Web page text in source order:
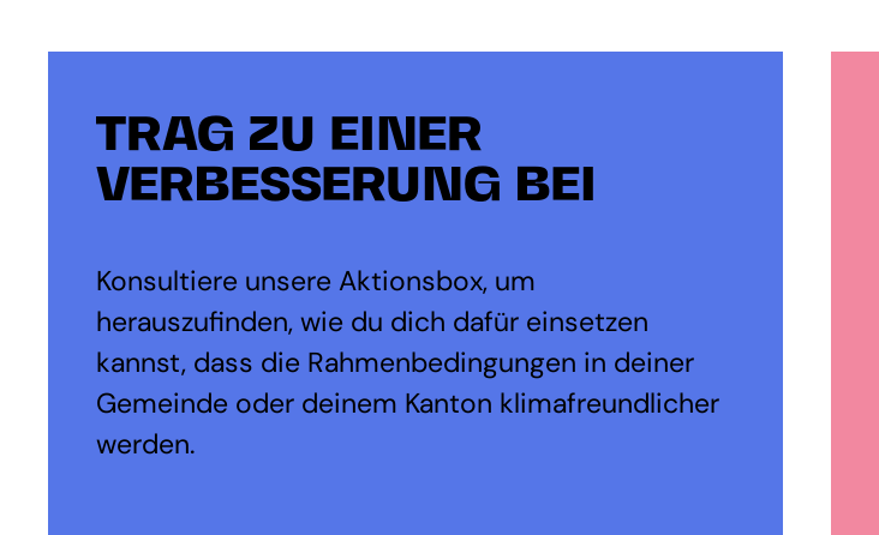
TRAG ZU EINER
VERBESSERUNG BEI
Konsultiere unsere Aktionsbox, um
herauszufinden, wie du dich dafür einsetzen
kannst, dass die Rahmenbedingungen in deiner
Gemeinde oder deinem Kanton klimafreundlicher
werden.